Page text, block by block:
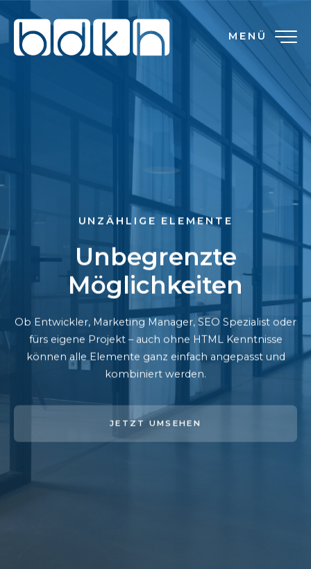
MENÜ
UNZÄHLIGE ELEMENTE
Unbegrenzte
Möglichkeiten
Ob Entwickler, Marketing Manager, SEO Spezialist oder
fürs eigene Projekt – auch ohne HTML Kenntnisse
können alle Elemente ganz einfach angepasst und
kombiniert werden.
JETZT UMSEHEN